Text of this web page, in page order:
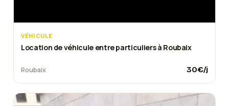
VÉHICULE
Location de véhicule entre particuliers à Roubaix
Roubaix 30€/j